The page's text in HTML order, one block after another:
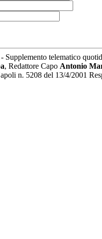
Supplemento telematico
, Redattore Capo Antonio
n. 5208 del 13/4/2001